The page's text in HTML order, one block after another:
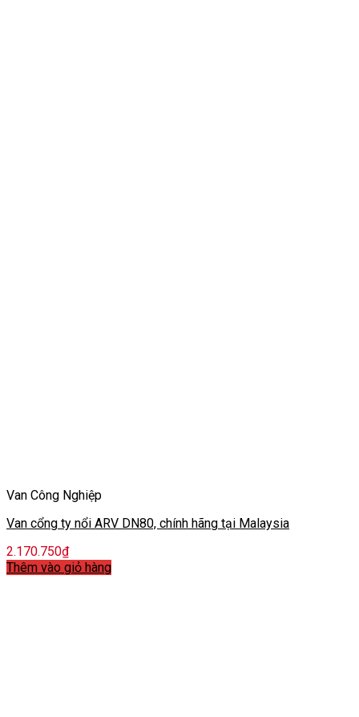
Van Công Nghiệp
Van cổng ty nổi ARV DN80, chính hãng tại Malaysia
2.170.750₫
Thêm vào giỏ hàng